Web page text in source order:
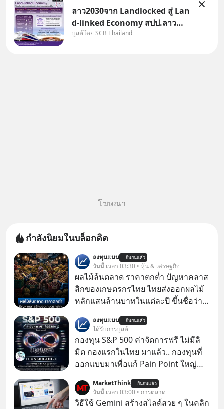
ลาว2030จาก Landlocked สู่ Lan
d-linked Economy สปป.ลาว
กำลังเปลี่ยนบทบาทจาก “ประเทศ
บูสต์โดย SCB Thailand
โฆษณา
กำลังนิยมในบล็อกดิต
ลงทุนแมน ยืนยันแล้ว
วันนี้ เวลา 03:30 • หุ้น & เศรษฐกิจ
ผลไม้ล้นตลาด ราคาตกต่ำ ปัญหาคลาส
สิกของเกษตรกรไทย ไทยส่งออกผลไม้
หลักแสนล้านบาทในแต่ละปี ขึ้นชื่อว่า
เบอร์ต้น ๆ ของโลก
ลงทุนแมน ยืนยันแล้ว
ได้รับการบูสต์
กองทุน S&P 500 ค่าจัดการฟรี ไม่มีลิ
มิต กองแรกในไทย มาแล้ว.. กองทุนที่
ออกแบบมาเพื่อแก้ Pain Point ใหญ่
MarketThink ยืนยันแล้ว
วันนี้ เวลา 03:00 • การตลาด
วิธีใช้ Gemini สร้างสไลด์สวย ๆ ในคลิก